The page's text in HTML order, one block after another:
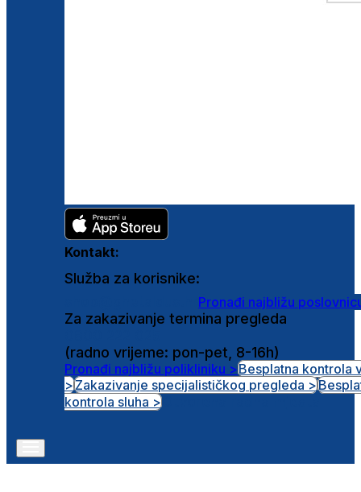
Kontakt:
Služba za korisnike:
Pronađi najbližu
Za zakazivanje termina pregleda
(radno vrijeme: pon-pet, 8-16h)
Pronađi najbližu polikliniku >Besplatna kontrola
>Zakazivanje specijalističkog pregleda >
kontrola sluha >